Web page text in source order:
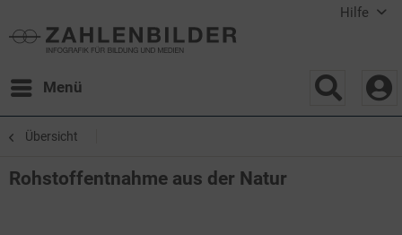
Hilfe
Menü
Übersicht
Rohstoffentnahme aus der Natur